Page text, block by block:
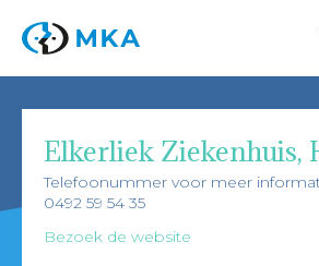
Elkerliek Ziekenhuis,
Telefoonummer voor meer
0492 59 54 35
Bezoek de website